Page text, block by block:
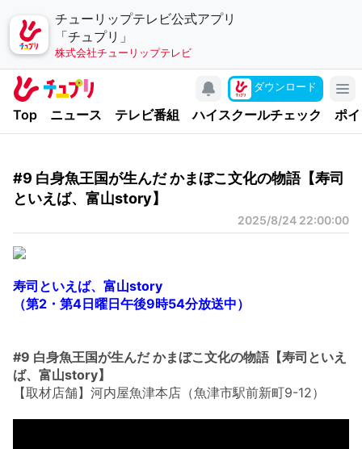
チューリップテレビ公式アプリ
「チュプリ」
株式会社チューリップテレビ
キャンペーン
アプリについて
お問い合わせ
個人情報の取り扱いについて
公式SNSアカウント
YouTubeチャンネル
ダウンロード
Top ニュース テレビ番組 ハイスクールチェック ポ
#9 白身魚王国が生んだ かまぼこ文化の物語【寿司
といえば、富山story】
2025/8/24 22:00:00
寿司といえば、富山story
（第2・第4日曜日午後9時54分放送中）
#9 白身魚王国が生んだ かまぼこ文化の物語【寿司といえ
ば、富山story】
【取材店舗】河内屋魚津本店（魚津市駅前新町9-12）